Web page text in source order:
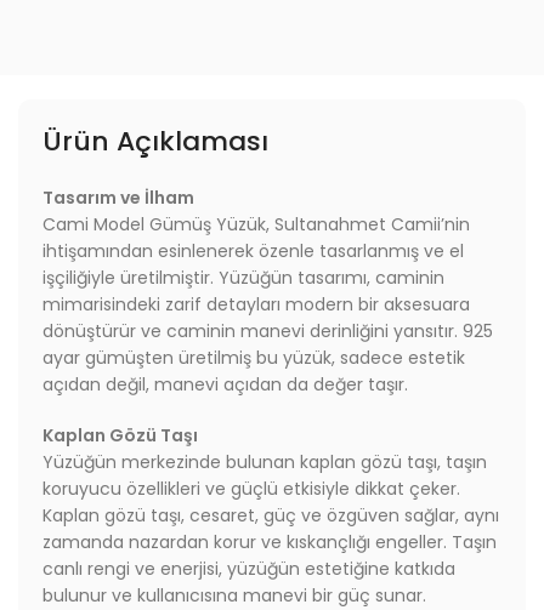
Ürün Açıklaması
Tasarım ve İlham
Cami Model Gümüş Yüzük, Sultanahmet Camii’nin
ihtişamından esinlenerek özenle tasarlanmış ve el
işçiliğiyle üretilmiştir. Yüzüğün tasarımı, caminin
mimarisindeki zarif detayları modern bir aksesuara
dönüştürür ve caminin manevi derinliğini yansıtır. 925
ayar gümüşten üretilmiş bu yüzük, sadece estetik
açıdan değil, manevi açıdan da değer taşır.
Kaplan Gözü Taşı
Yüzüğün merkezinde bulunan kaplan gözü taşı, taşın
koruyucu özellikleri ve güçlü etkisiyle dikkat çeker.
Kaplan gözü taşı, cesaret, güç ve özgüven sağlar, aynı
zamanda nazardan korur ve kıskançlığı engeller. Taşın
canlı rengi ve enerjisi, yüzüğün estetiğine katkıda
bulunur ve kullanıcısına manevi bir güç sunar.